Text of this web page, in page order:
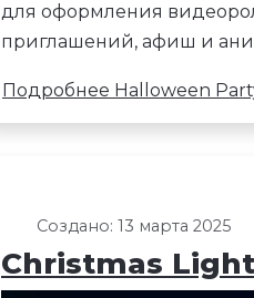
для оформления
приглашений, афиш и
Подробнее Halloween
Создано: 13 марта 2025
Christmas